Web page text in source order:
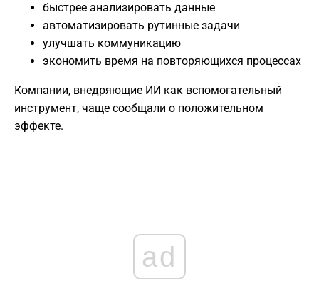
быстрее анализировать данные
автоматизировать рутинные задачи
улучшать коммуникацию
экономить время на повторяющихся процессах
Компании, внедряющие ИИ как вспомогательный
инструмент, чаще сообщали о положительном
эффекте.
ad